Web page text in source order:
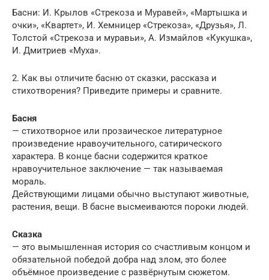
Басни: И. Крылов «Стрекоза и Муравей», «Мартышка и
очки», «Квартет», И. Хемницер «Стрекоза», «Друзья», Л.
Толстой «Стрекоза и муравьи», А. Измайлов «Кукуш­ка»,
И. Дмитриев «Муха».
2. Как вы отличите басню от сказки, рассказа и
стихотворения? Приведите примеры и сравните.
Басня
— стихотворное или прозаическое литературное
произведение нравоучительного, сатирического
характера. В конце басни содержится краткое
нравоучительное заключение — так называемая
мораль.
Действующими лицами обычно выступают животные,
растения, вещи. В басне высмеиваются пороки людей.
Сказка
— это вымышленная история со счастливым концом и
обязательной победой добра над злом, это более
объёмное произведение с развёрнутым сюжетом.